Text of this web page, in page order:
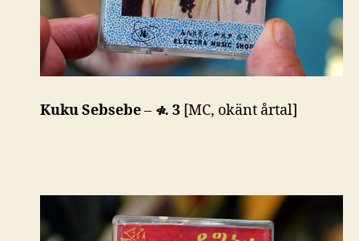
Kuku Sebsebe– ቁ. 3 [MC, okänt årtal]